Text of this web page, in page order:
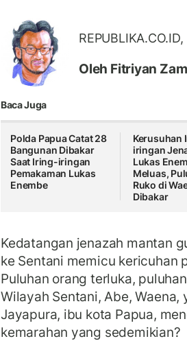
REPUBLIKA.CO.ID,
Oleh Fitriyan
Baca Juga
Polda Papua Catat 28
Bangunan Dibakar
Saat Iring-iringan
Pemakaman Lukas
Enembe
Kerusuhan
iringan
Lukas
Meluas,
Ruko di
Dibakar
Kedatangan jenazah mantan
ke Sentani memicu kericuhan
Puluhan orang terluka,
Wilayah Sentani, Abe,
Jayapura, ibu kota Papua,
kemarahan yang sedemikian?